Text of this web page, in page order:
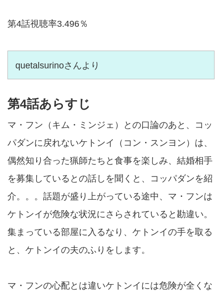
第4話視聴率3.496％
quetalsurinoさんより
第4話あらすじ
マ・フン（キム・ミンジェ）との口論のあと、コッ
パダンに戻れないケトンイ（コン・スンヨン）は、
偶然知り合った猟師たちと食事を楽しみ、結婚相手
を募集しているとの話しを聞くと、コッパダンを紹
介。。。話題が盛り上がっている途中、マ・フンは
ケトンイが危険な状況にさらされていると勘違い。
集まっている部屋に入るなり、ケトンイの手を取る
と、ケトンイの夫のふりをします。
マ・フンの心配とは違いケトンイには危険が全くな